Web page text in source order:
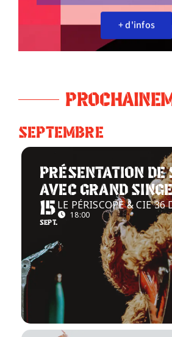
+ d'infos
SEPTEMBRE
PRÉSENTATION DE
AVEC GRAND
15
SEPT.
LE PÉRISCOPE & CIE 36
18:00